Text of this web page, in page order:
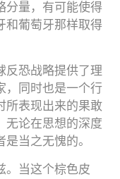
分量，有可能使得
和葡萄牙那样取得
反恐战略提供了理
，同时也是一个行
所表现出来的果敢
无论在思想的深度
当之无愧的。
。当这个棕色皮